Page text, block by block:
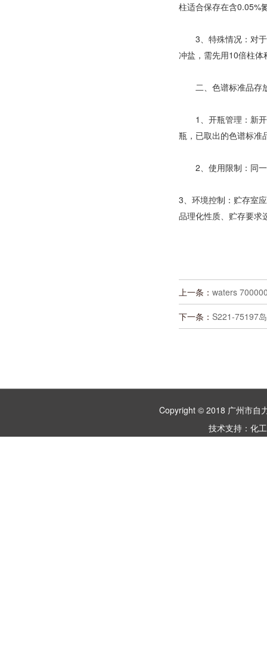
柱适合保存在含0.05%
3、特殊情况：对于
冲盐，需先用10倍柱
二、色谱标准品存
1、开瓶管理：新开
瓶，已取出的色谱标准
2、使用限制：同一
3、环境控制：贮存室
品理化性质、贮存要求
上一条： waters
下一条： S221-75197
Copyright © 2018 广州市
技术支持： 化